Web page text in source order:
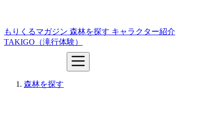
もりくるマガジン 森林を探す キャラクター紹介
TAKIGO（滝行体験）
森林を探す